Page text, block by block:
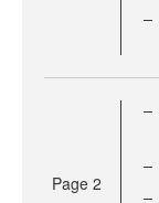
Page 2